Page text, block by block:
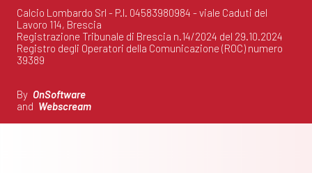
Calcio Lombardo Srl - P.I. 04583980984 - viale Caduti del
Lavoro 114, Brescia
Registrazione Tribunale di Brescia n.14/2024 del 29.10.2024
Registro degli Operatori della Comunicazione (ROC) numero
39389
By OnSoftware
and Webscream